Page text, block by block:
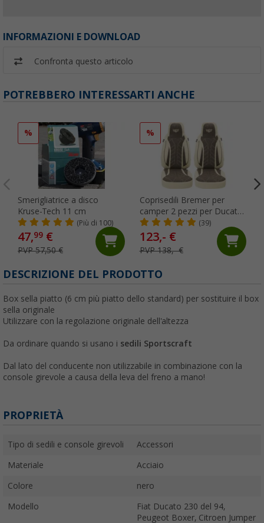
INFORMAZIONI E DOWNLOAD
Confronta questo articolo
POTREBBERO INTERESSARTI ANCHE
%
Smerigliatrice a disco
Kruse-Tech 11 cm
(Più di 100)
47,99 €
PVP 57,50 €
%
Coprisedili Bremer per
camper 2 pezzi per Ducato
/ Jumper / Boxer -
beige/marrone
(39)
123,- €
PVP 138,- €
DESCRIZIONE DEL PRODOTTO
Box sella piatto (6 cm più piatto dello standard) per sostituire il box
sella originale
Utilizzare con la regolazione originale dell'altezza
Da ordinare quando si usano i sedili Sportscraft
Dal lato del conducente non utilizzabile in combinazione con la
console girevole a causa della leva del freno a mano!
PROPRIETÀ
Tipo di sedili e console girevoli Accessori
Materiale Acciaio
Colore nero
Modello
Fiat Ducato 230 del 94,
Peugeot Boxer, Citroen Jumper